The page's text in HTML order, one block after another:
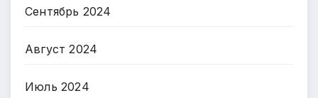
Сентябрь 2024
Август 2024
Июль 2024